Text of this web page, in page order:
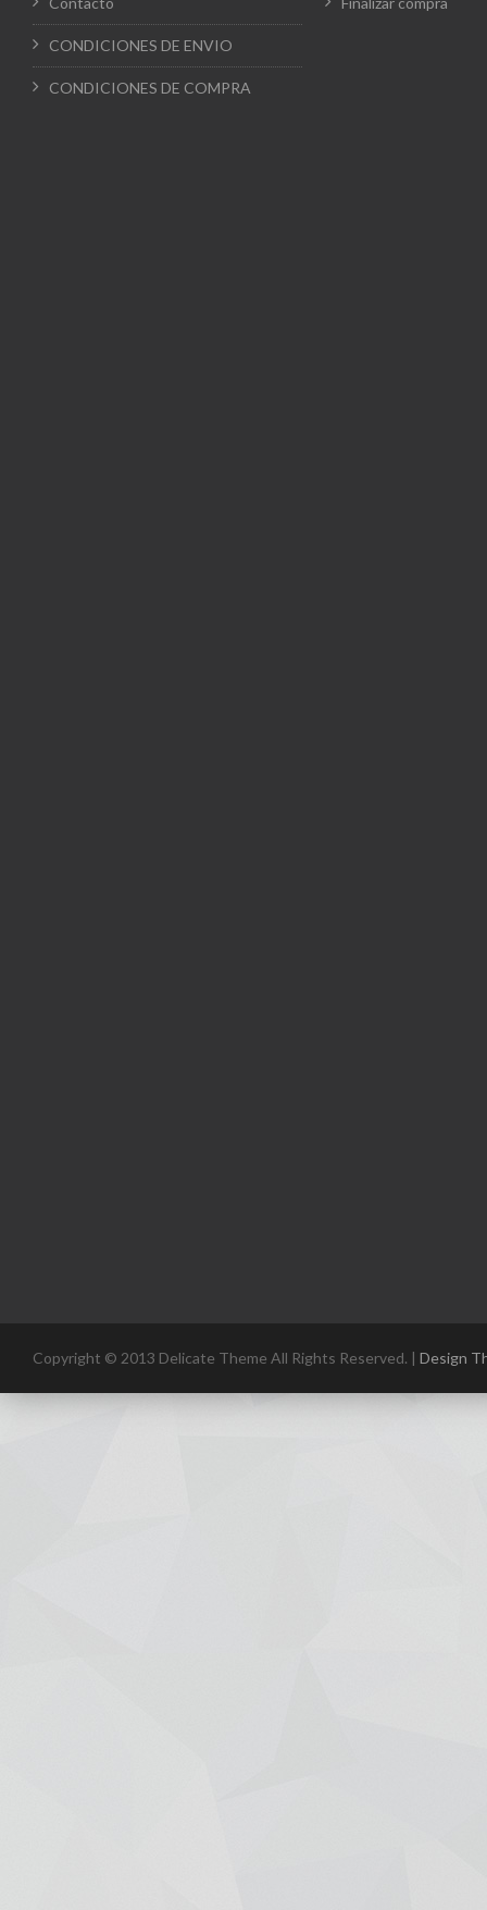
CONDICIONES DE ENVIO
CONDICIONES DE COMPRA
Copyright © 2013 Delicate Theme All Rights Reserved. | Design